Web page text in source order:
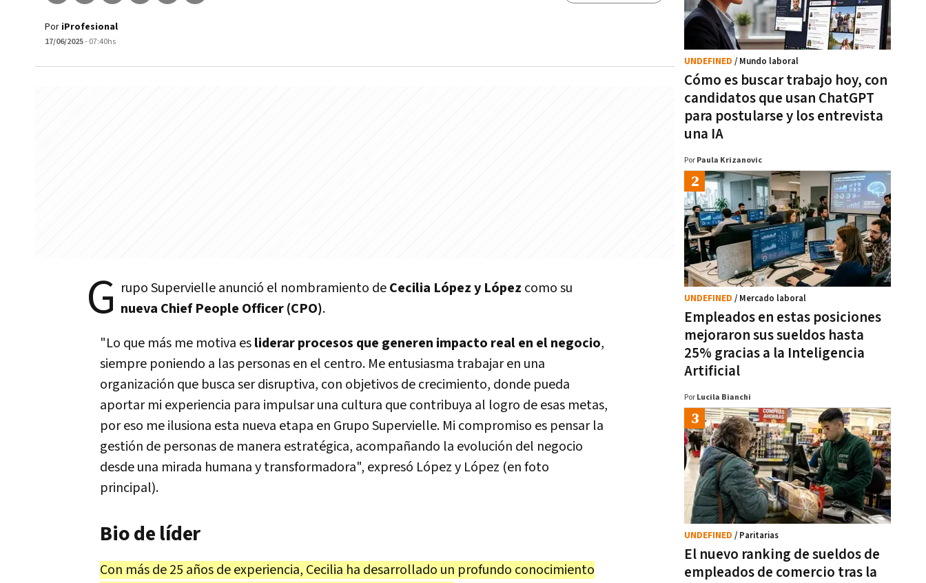
Por iProfesional
17/06/2025- 07:40hs
G rupo Supervielle anunció el nombramiento deCecilia López y López como su
nueva Chief People Officer (CPO).
"Lo que más me motiva esliderar procesos que generen impacto real en el negocio,
siempre poniendo a las personas en el centro. Me entusiasma trabajar en una
organización que busca ser disruptiva, con objetivos de crecimiento, donde pueda
aportar mi experiencia para impulsar una cultura que contribuya al logro de esas metas,
por eso me ilusiona esta nueva etapa en Grupo Supervielle. Mi compromiso es pensar la
gestión de personas de manera estratégica, acompañando la evolución del negocio
desde una mirada humana y transformadora", expresó López y López (en foto
principal).
Bio de líder
Con más de 25 años de experiencia, Cecilia ha desarrollado un profundo conocimiento
Cómo es buscar trabajo hoy, con
candidatos que usan ChatGPT
para postularse y los entrevista
una IA
UNDEFINED / Mundo laboral
Por Paula Krizanovic
Empleados en estas posiciones
mejoraron sus sueldos hasta
25% gracias a la Inteligencia
Artificial
UNDEFINED / Mercado laboral
Por Lucila Bianchi
El nuevo ranking de sueldos de
empleados de comercio tras la
UNDEFINED / Paritarias